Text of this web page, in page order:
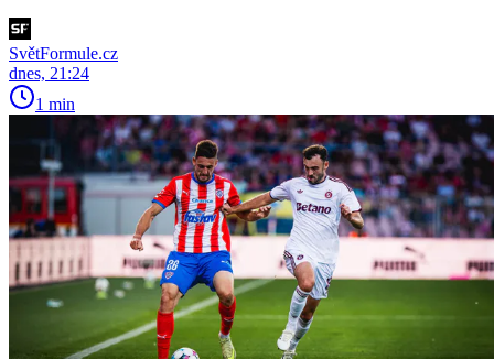
SvětFormule.cz
dnes, 21:24
1 min